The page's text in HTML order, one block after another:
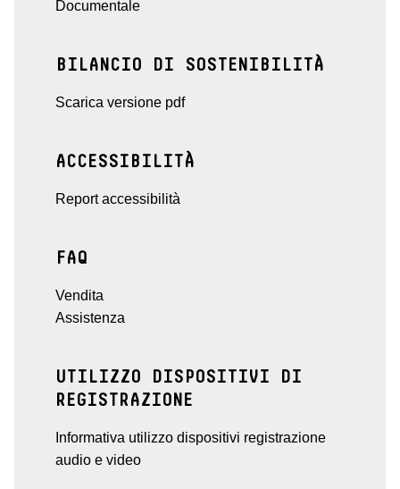
Documentale
BILANCIO DI SOSTENIBILITÀ
Scarica versione pdf
ACCESSIBILITÀ
Report accessibilità
FAQ
Vendita
Assistenza
UTILIZZO DISPOSITIVI DI
REGISTRAZIONE
Informativa utilizzo dispositivi registrazione
audio e video